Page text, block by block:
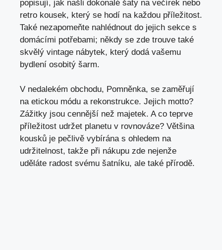
popisují, jak našli dokonalé ‍šaty na‌ večírek nebo‌
retro kousek, který ​se hodí na každou příležitost.
Také ‍nezapomeňte nahlédnout do jejich sekce s
domácími ⁣potřebami; někdy se zde trouve‌ také
skvělý vintage nábytek, který dodá vašemu
bydlení osobitý​ šarm.
V nedalekém obchodu, Pomněnka, se zaměřují
na etickou módu⁣ a⁢ rekonstrukce. Jejich motto?⁢
Zážitky jsou cennější než majetek. A co teprve⁢
příležitost udržet planetu v rovnováze? Většina
kousků ⁢je pečlivě vybírána s ohledem na
udržitelnost, takže při nákupu zde nejenže
uděláte radost svému šatníku, ale také přírodě.